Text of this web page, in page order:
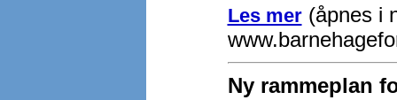
Les mer(åpnes i
Ny rammeplan